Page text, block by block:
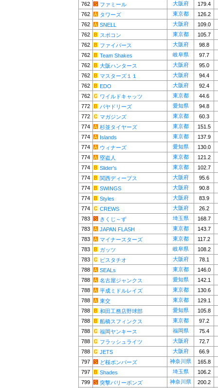
762
ファミール 大阪府
179.4
762
タワーズ 東京都
126.2
762
SNELL 大阪府
109.0
762
スポコン 東京都
105.7
762
ファイバース 大阪府
98.8
762
Team Shakes 岐阜県
97.7
762
大阪ハンタース 大阪府
95.0
762
マスターズ１１ 大阪府
94.4
762
EDO 大阪府
92.4
762
ワイルドキャッツ 東京都
44.6
772
パヤドリーズ 愛知県
94.8
772
マガジンズ 東京都
60.3
774
杉並タイヤーズ 東京都
151.5
774
Islands 東京都
137.9
774
ウィナーズ 愛知県
130.0
774
塁盗人 東京都
121.2
774
Slider's 東京都
102.7
774
関西ディープス 大阪府
95.6
774
SWINGS 大阪府
90.8
774
Styles 大阪府
83.9
774
CREWS 大阪府
26.2
783
きくじ～ず 埼玉県
168.7
783
JAPAN FLASH 東京都
143.7
783
マイナースターズ 東京都
117.2
783
ガッツ 岐阜県
108.2
783
ピスタチオ 大阪府
78.1
788
SEALs 東京都
146.0
788
名古屋ジャンクス 愛知県
142.1
788
平成ミドルレイズ 東京都
130.6
788
東交 東京都
129.1
788
和田工務店野球部 愛知県
105.8
788
船橋スフィンクス 東京都
97.2
788
福岡ヤンキース 福岡県
75.4
788
フラッシュライツ 大阪府
72.7
788
JETS 大阪府
66.9
797
ど桜ボンバーズ 神奈川県
165.8
797
Shades 埼玉県
106.2
799
突撃バリーボンズ 神奈川県 200.2